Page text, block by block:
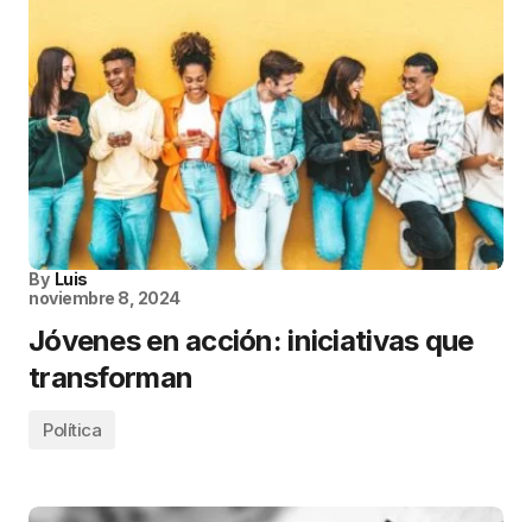
By Luis
noviembre 8, 2024
Jóvenes en acción: iniciativas que
transforman
Política